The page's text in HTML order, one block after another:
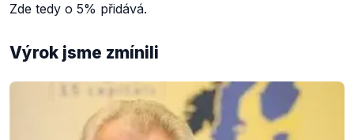
Zde tedy o 5% přidává.
Výrok jsme zmínili